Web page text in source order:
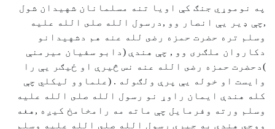
په نوموړي جنګ كې اويا تنه مسلمانان شهيدان شول
,چې ډير يې انصار وو ,درسول الله صلى الله عليه
وسلم تره حضرت حمزه رضى لله عنه هم دشهيدانو
دكاروان ملګرى وو , چې هندې (دابو سفيان ميرمنې
)دحضرت حمزه رضى الله عنه نس څيرې او ځيګر يې را
وايست او خوله يې پرې ولګوله . (علماوو ليكلي چې
كله هندې ايمان راوړ نو رسول الله صلى الله عليه
وسلم ورته وفرمايل چې ماته مه رامخامخ كيږه ,هغه
ووچي هندې به چيري رسول الله صلى الله عليه وسلم